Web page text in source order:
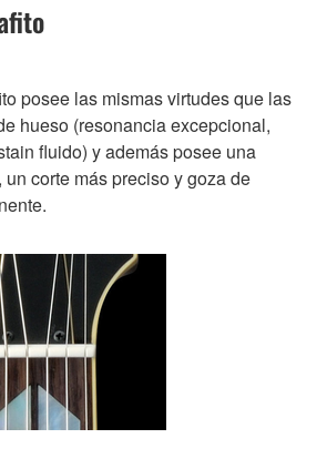
posee las mismas virtudes que las
hueso (resonancia excepcional,
fluido) y además posee una
corte más preciso y goza de